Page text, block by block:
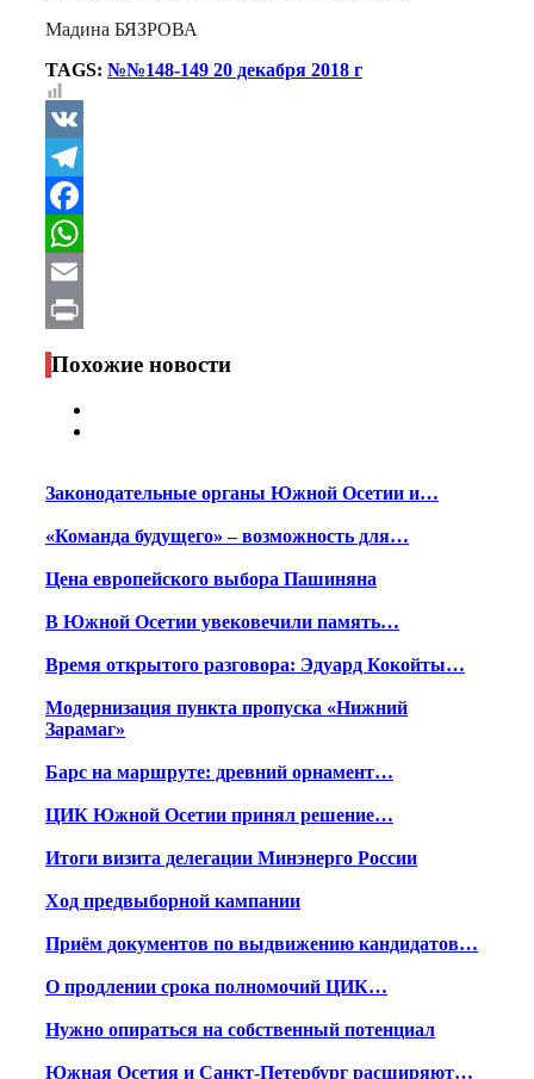
Мадина БЯЗРОВА
TAGS: №№148-149 20 декабря 2018 г
VK
Telegram
Facebook
WhatsApp
Email
Print
Похожие новости
Законодательные органы Южной Осетии и…
«Команда будущего» – возможность для…
Цена европейского выбора Пашиняна
В Южной Осетии увековечили память…
Время открытого разговора: Эдуард Кокойты…
Модернизация пункта пропуска «Нижний
Зарамаг»
Барс на маршруте: древний орнамент…
ЦИК Южной Осетии принял решение…
Итоги визита делегации Минэнерго России
Ход предвыборной кампании
Приём документов по выдвижению кандидатов…
О продлении срока полномочий ЦИК…
Нужно опираться на собственный потенциал
Южная Осетия и Санкт-Петербург расширяют…